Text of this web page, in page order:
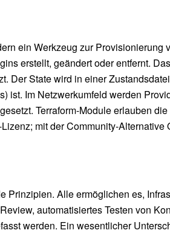
ein Werkzeug zur
erstellt, geändert oder entfernt.
Der State wird in einer
Im Netzwerkumfeld werden
Terraform-Module erlauben
mit der Community-
Alle ermöglichen es,
automatisiertes Testen von
werden. Ein wesentlicher